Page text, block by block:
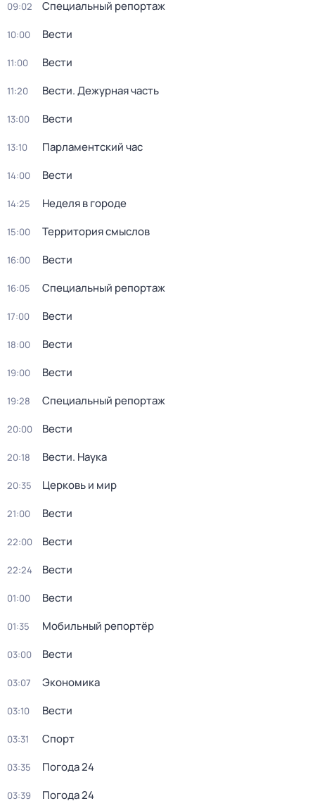
09:02 Специальный репортаж
10:00 Вести
11:00 Вести
11:20 Вести. Дежурная часть
13:00 Вести
13:10 Парламентский час
14:00 Вести
14:25 Неделя в городе
15:00 Территория смыслов
16:00 Вести
16:05 Специальный репортаж
17:00 Вести
18:00 Вести
19:00 Вести
19:28 Специальный репортаж
20:00 Вести
20:18 Вести. Наука
20:35 Церковь и мир
21:00 Вести
22:00 Вести
22:24 Вести
01:00 Вести
01:35 Мобильный репортёр
03:00 Вести
03:07 Экономика
03:10 Вести
03:31 Спорт
03:35 Погода 24
03:39 Погода 24